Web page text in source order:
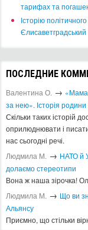
тарифах та
Історію
ПОСЛЕДНИЕ
Валентина О. → «Мама
за нею». Історія
Скільки таких історій
оприлюднювати і
нас сьогодні речі.
Людмила М. → ​НАТО й
долаємо стереотипи
Вона ж наша зірочка!
Людмила М. → Що ви
Альянсу ​
Приємно, що стільки